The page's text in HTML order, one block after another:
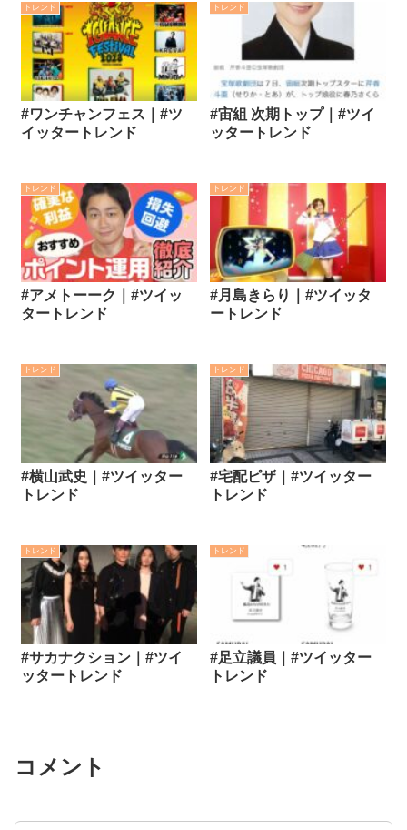
トレンド
#ワンチャンフェス｜#ツ
イッタートレンド
トレンド
#宙組 次期トップ｜#ツイ
ッタートレンド
トレンド
#アメトーーク｜#ツイッ
タートレンド
トレンド
#月島きらり｜#ツイッタ
ートレンド
トレンド
#横山武史｜#ツイッター
トレンド
トレンド
#宅配ピザ｜#ツイッター
トレンド
トレンド
#サカナクション｜#ツイ
ッタートレンド
トレンド
#足立議員｜#ツイッター
トレンド
コメント